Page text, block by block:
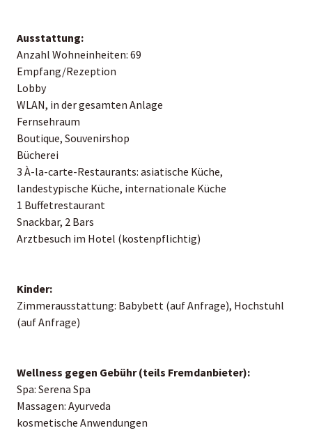
Ausstattung:
Anzahl Wohneinheiten: 69
Empfang/Rezeption
Lobby
WLAN, in der gesamten Anlage
Fernsehraum
Boutique, Souvenirshop
Bücherei
3 À-la-carte-Restaurants: asiatische Küche,
landestypische Küche, internationale Küche
1 Buffetrestaurant
Snackbar, 2 Bars
Arztbesuch im Hotel (kostenpflichtig)
Kinder:
Zimmerausstattung: Babybett (auf Anfrage), Hochstuhl
(auf Anfrage)
Wellness gegen Gebühr (teils Fremdanbieter):
Spa: Serena Spa
Massagen: Ayurveda
kosmetische Anwendungen